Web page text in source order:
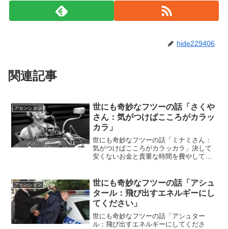
hide229406
関連記事
アセンション
世にも奇妙なフツーの話「さくや
さん：気がつけばこころがカラッ
カラ」
世にも奇妙なフツーの話「ミナミさん：
気がつけばこころがカラッカラ」決して
安くないお金と貴重な時間を費やして対
線上のあなたと私」っていうドラマのは
じめの方にあったセリフに...
アセンション
世にも奇妙なフツーの話「アシュ
タール：飛び出すエネルギーにし
てください」
世にも奇妙なフツーの話「アシュター
ル：飛び出すエネルギーにしてくださ